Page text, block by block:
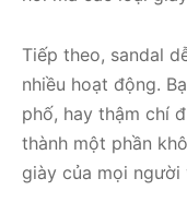
Tiếp theo, sandal
nhiều hoạt động.
phố, hay thậm chí
thành một phần
giày của mọi người